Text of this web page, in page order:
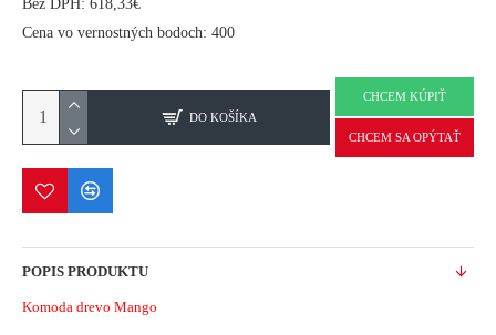
Bez DPH: 618,33€
Cena vo vernostných bodoch: 400
DO KOŠÍKA
CHCEM KÚPIŤ
CHCEM SA OPÝTAŤ
POPIS PRODUKTU
Komoda drevo Mango